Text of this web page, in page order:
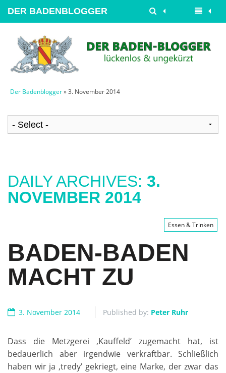
DER BADENBLOGGER
Der Badenblogger» 3. November 2014
DAILY ARCHIVES: 3.
NOVEMBER 2014
Essen & Trinken
BADEN-BADEN
MACHT ZU
3. November 2014 Published by: Peter Ruhr
Dass die Metzgerei ‚Kauffeld’ zugemacht hat, ist
bedauerlich aber irgendwie verkraftbar. Schließlich
haben wir ja ‚tredy’ gekriegt, eine Marke, der zwar das